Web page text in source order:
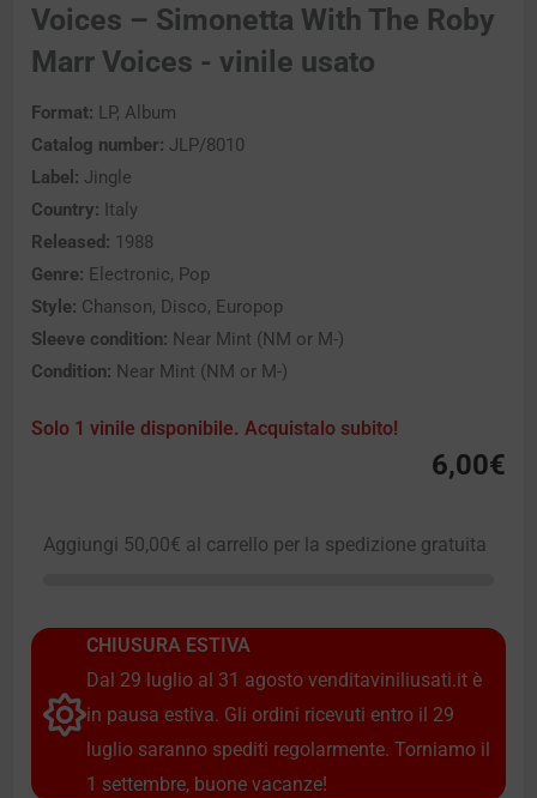
Voices – Simonetta With The Roby
Marr Voices - vinile usato
Format: LP, Album
Catalog number: JLP/8010
Label: Jingle
Country: Italy
Released: 1988
Genre: Electronic, Pop
Style: Chanson, Disco, Europop
Sleeve condition: Near Mint (NM or M-)
Condition: Near Mint (NM or M-)
Solo 1 vinile disponibile. Acquistalo subito!
6,00€
Aggiungi 50,00€ al carrello per la spedizione gratuita
CHIUSURA ESTIVA
Dal 29 luglio al 31 agosto venditaviniliusati.it è
in pausa estiva. Gli ordini ricevuti entro il 29
luglio saranno spediti regolarmente. Torniamo il
1 settembre, buone vacanze!